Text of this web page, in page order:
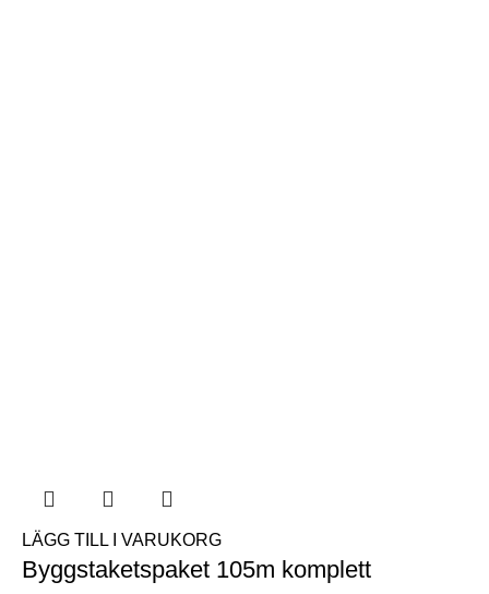
LÄGG TILL I VARUKORG
Byggstaketspaket 105m komplett